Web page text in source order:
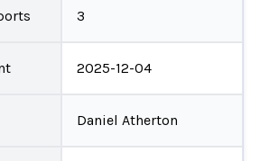
3
2025-12-04
Daniel Atherton